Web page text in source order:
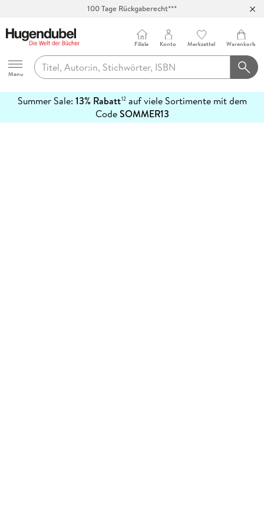
100 Tage Rückgaberecht***
Hugendubel
Menu
Filiale Konto Merkzettel Warenkorb
Summer Sale: 13% Rabatt12auf viele Sortimente mit dem
CodeSOMMER13
erfahren